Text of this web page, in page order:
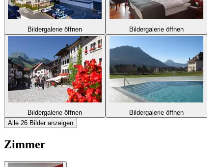
Bildergalerie öffnen Bildergalerie öffnen
Bildergalerie öffnen
Bildergalerie öffnen
Alle 26 Bilder anzeigen
Zimmer